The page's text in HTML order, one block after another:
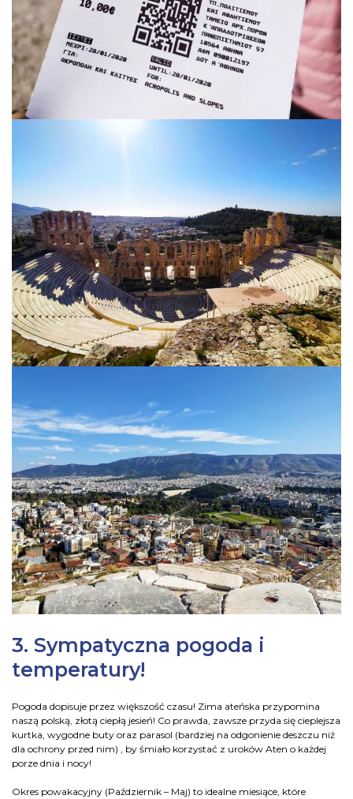
3. Sympatyczna pogoda i
temperatury!
Pogoda dopisuje przez większość czasu! Zima ateńska przypomina
naszą polską, złotą ciepłą jesień! Co prawda, zawsze przyda się cieplejsza
kurtka, wygodne buty oraz parasol (bardziej na odgonienie deszczu niż
dla ochrony przed nim) , by śmiało korzystać z uroków Aten o każdej
porze dnia i nocy!
Okres powakacyjny (Październik – Maj) to idealne miesiące, które